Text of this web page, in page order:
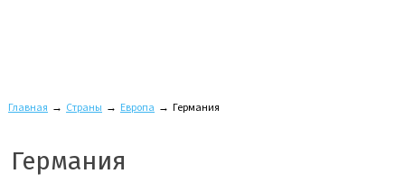
Главная → Страны → Европа → Германия
Германия